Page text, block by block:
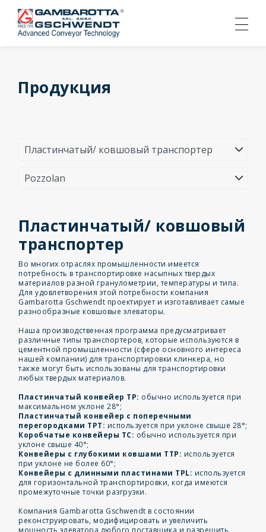
Продукция
Пластинчатый/ ковшовый
транспортер
Во многих отраслях промышленности имеется
потребность в транспортировке насыпных твердых
материалов разной гранулометрии, температуры и типа.
Для удовлетворения этой потребности компания
Gambarotta Gschwendt проектирует и изготавливает самые
разнообразные ковшовые элеваторы.
Наша производственная программа предусматривает
различные типы транспортеров, которые используются в
цементной промышленности (сфере основного интереса
нашей компании) для транспортировки клинкера, но
также могут быть использованы для транспортировки
любых твердых материалов.
Пластинчатый конвейер TP: обычно используется при
максимальном уклоне 28°;
Пластинчатый конвейер с поперечными
перегородками TPT: используется при уклоне свыше 28°;
Коробчатые конвейеры TC: обычно используется при
уклоне свыше 40°;
Конвейеры с глубокими ковшами TTP: используется
при уклоне не более 60°;
Конвейеры с длинными пластинами TPL: используется
для горизонтальной транспортировки, когда имеются
промежуточные точки разгрузки.
Компания Gambarotta Gschwendt в состоянии
реконструировать, модифицировать и увеличить
мощность элеватора любого поставщика и разрешить